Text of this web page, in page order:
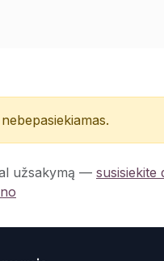
užsakymą — susisiekite